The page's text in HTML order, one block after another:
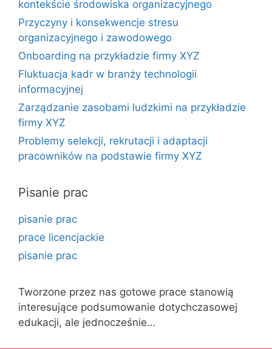
kontekście środowiska organizacyjnego
Przyczyny i konsekwencje stresu
organizacyjnego i zawodowego
Onboarding na przykładzie firmy XYZ
Fluktuacja kadr w branży technologii
informacyjnej
Zarządzanie zasobami ludzkimi na przykładzie
firmy XYZ
Problemy selekcji, rekrutacji i adaptacji
pracowników na podstawie firmy XYZ
Pisanie prac
pisanie prac
prace licencjackie
pisanie prac
Tworzone przez nas gotowe prace stanowią
interesujące podsumowanie dotychczasowej
edukacji, ale jednocześnie…